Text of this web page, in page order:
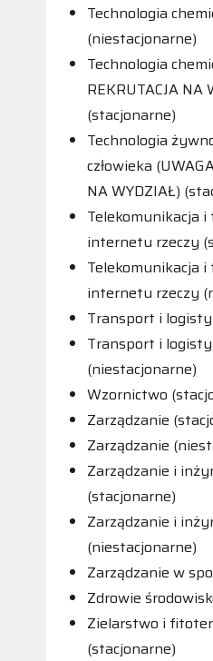
Technologia
(niestacjonarne)
Technologia
REKRUTACJA NA
(stacjonarne)
Technologia
człowieka
NA WYDZIAŁ)
Telekomunikacja
internetu rzeczy
Telekomunikacja
internetu rzeczy
Transport i
Transport i
(niestacjonarne)
Wzornictwo
Zarządzanie
Zarządzanie
Zarządzanie i
(stacjonarne)
Zarządzanie i
(niestacjonarne)
Zarządzanie w
Zdrowie
Zielarstwo i
(stacjonarne)